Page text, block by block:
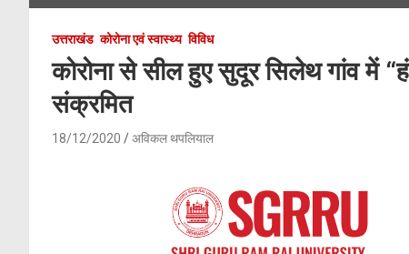
उत्तराखंड कोरोना एवं स्वास्थ्य विविध
कोरोना से सील हुए सुदूर सिलेथ गांव में
संक्रमित
18/12/2020 अविकल थपलियाल